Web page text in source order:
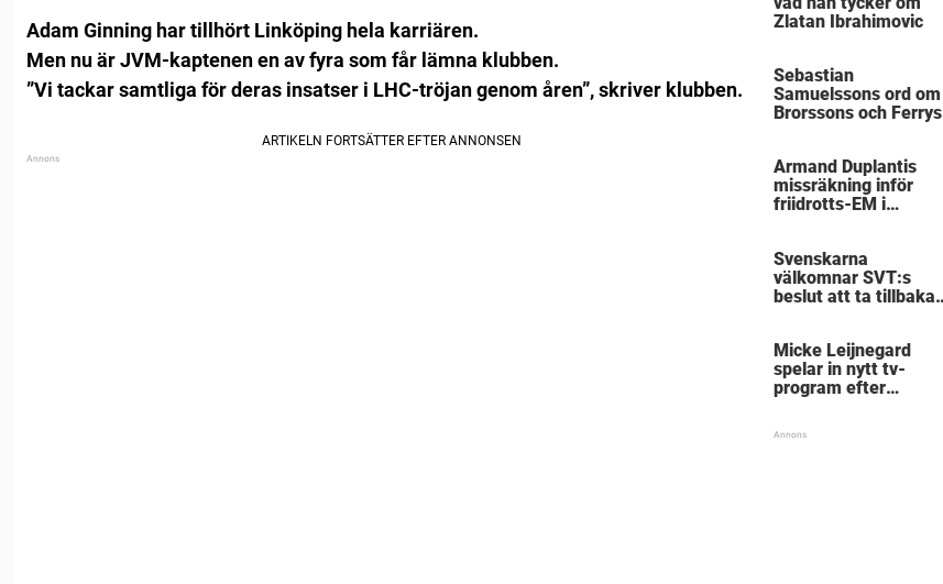
Adam Ginning har tillhört Linköping hela karriären.
Men nu är JVM-kaptenen en av fyra som får lämna klubben.
”Vi tackar samtliga för deras insatser i LHC-tröjan genom åren”, skriver klubben.
Zlatan Ibrahimovic
Sebastian
Samuelssons ord om
Brorssons och Ferrys
Armand Duplantis
missräkning inför
friidrotts-EM i
Svenskarna
välkomnar SVT:s
beslut att ta tillbaka
Micke Leijnegard
spelar in nytt tv-
program efter